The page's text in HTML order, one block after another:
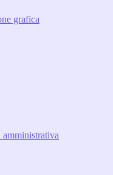
grafica